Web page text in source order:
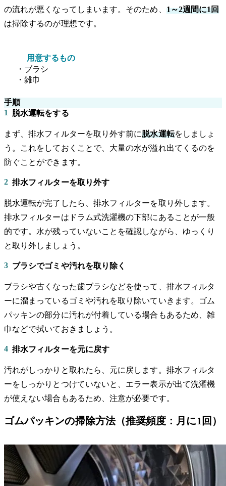
の流れが悪くなってしまいます。そのため、 1～2週間に1回
は掃除するのが理想です。
用意するもの
・ブラシ
・雑巾
手順
1
脱水運転をする
まず、排水フィルターを取り外す前に脱水運転をしましょ
う。これをしておくことで、大量の水が溢れ出てくるのを
防ぐことができます。
2 排水フィルターを取り外す
脱水運転が完了したら、排水フィルターを取り外します。
排水フィルターはドラム式洗濯機の下部にあることが一般
的です。水が残っていないことを確認しながら、ゆっくり
と取り外しましょう。
3 ブラシでゴミや汚れを取り除く
ブラシや古くなった歯ブラシなどを使って、排水フィルタ
ーに溜まっているゴミや汚れを取り除いていきます。ゴム
パッキンの部分に汚れが付着している場合もあるため、雑
巾などで拭いておきましょう。
4 排水フィルターを元に戻す
汚れがしっかりと取れたら、元に戻します。排水フィルタ
ーをしっかりとつけていないと、エラー表示が出て洗濯機
が使えない場合もあるため、注意が必要です。
ゴムパッキンの掃除方法（推奨頻度：月に1回）